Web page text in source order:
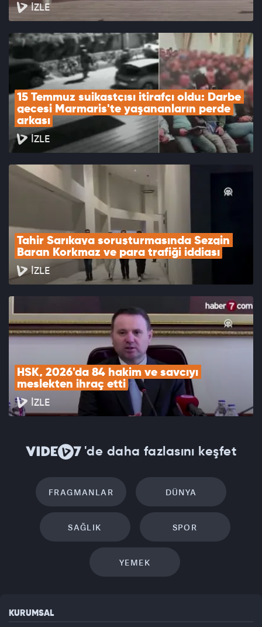
İZLE
15 Temmuz suikastçısı itirafçı oldu: Darbe
gecesi Marmaris'te yaşananların perde
arkası
İZLE
Tahir Sarıkaya soruşturmasında Sezgin
Baran Korkmaz ve para trafiği iddiası
İZLE
HSK, 2026'da 84 hakim ve savcıyı
meslekten ihraç etti
İZLE
'de daha fazlasını keşfet
FRAGMANLAR DÜNYA
SAĞLIK SPOR
YEMEK
KURUMSAL